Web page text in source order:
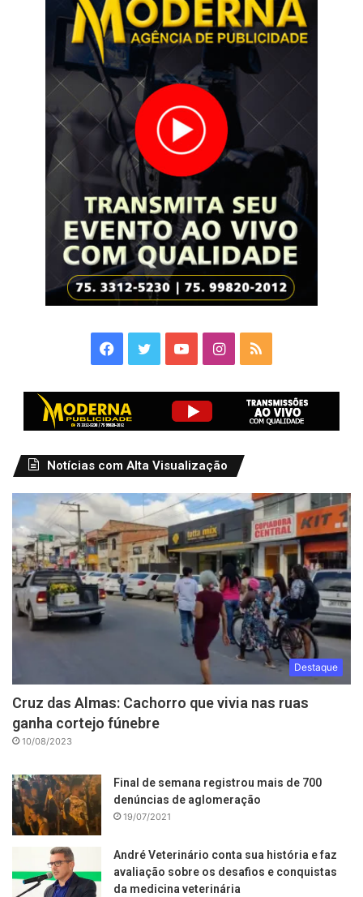
Facebook
TwitterYouTubeInstagram
RSS
Notícias com Alta Visualização
Destaque
Cruz das Almas: Cachorro que vivia nas ruas
ganha cortejo fúnebre
10/08/2023
Final de semana registrou mais de 700
denúncias de aglomeração
19/07/2021
André Veterinário conta sua história e faz
avaliação sobre os desafios e conquistas
da medicina veterinária